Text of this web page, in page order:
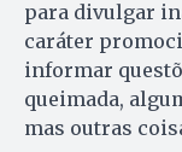
para divulgar
caráter
informar
queimada,
mas outras